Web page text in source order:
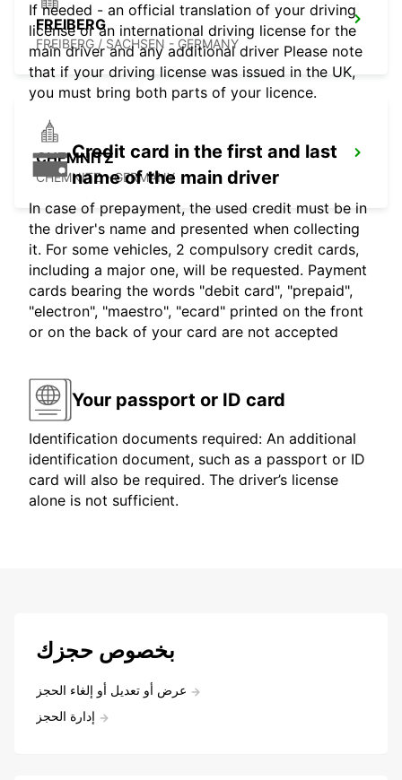
FREIBERG
FREIBERG / SACHSEN - GERMANY
CHEMNITZ
CHEMNITZ - GERMANY
If needed - an official translation of your driving
license or an international driving license for the
main driver and any additional driver Please note
that if your driving license was issued in the UK,
you must bring both parts of your licence.
Credit card in the first and last
name of the main driver
In case of prepayment, the used credit must be in
the driver's name and presented when collecting
it. For some vehicles, 2 compulsory credit cards,
including a major one, will be requested. Payment
cards bearing the words "debit card", "prepaid",
"electron", "maestro", "ecard" printed on the front
or on the back of your card are not accepted
Your passport or ID card
Identification documents required: An additional
identification document, such as a passport or ID
card will also be required. The driver’s license
alone is not sufficient.
بخصوص حجزك
عرض أو تعديل أو إلغاء الحجز
إدارة الحجز